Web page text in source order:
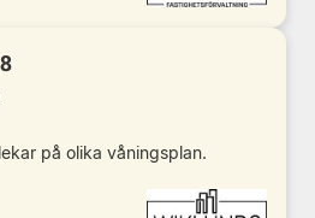
på olika våningsplan.